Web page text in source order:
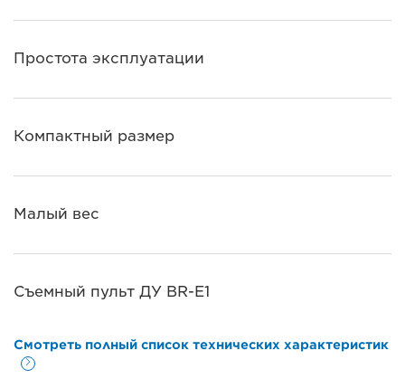
Простота эксплуатации
Компактный размер
Малый вес
Съемный пульт ДУ BR-E1
Смотреть полный список технических характеристик